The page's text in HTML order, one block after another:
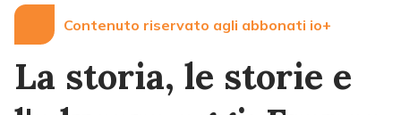
Contenuto riservato agli abbonati io+
La storia, le storie e